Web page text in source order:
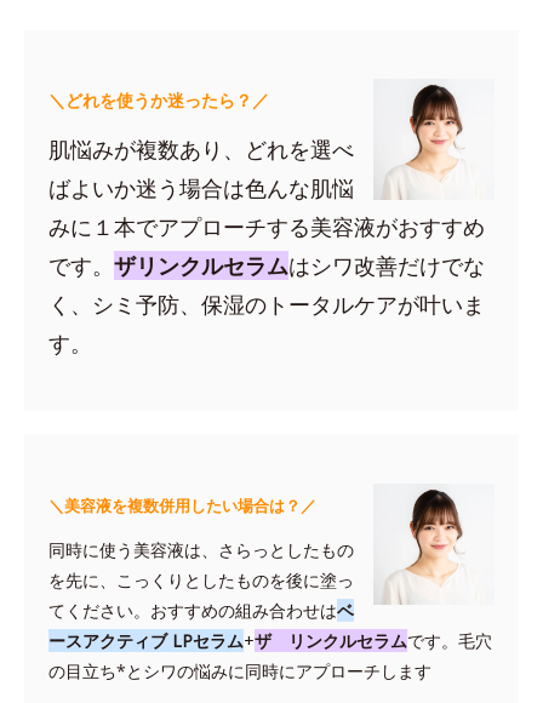
＼どれを使うか迷ったら？／
肌悩みが複数あり、どれを選べ
ばよいか迷う場合は色んな肌悩
みに１本でアプローチする美容液がおすすめ
です。 ザリンクルセラムはシワ改善だけでな
く、シミ予防、保湿のトータルケアが叶いま
す。
＼美容液を複数併用したい場合は？／
同時に使う美容液は、さらっとしたもの
を先に、こっくりとしたものを後に塗っ
てください。おすすめの組み合わせはベ
ースアクティブ LPセラム+ザ リンクルセラムです。毛穴
の目立ち*とシワの悩みに同時にアプローチします